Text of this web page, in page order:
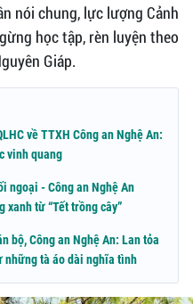
nói chung, lực lượng Cảnh
học tập, rèn luyện theo
Giáp.
về TTXH Công an Nghệ An:
vinh quang
ngoại - Công an Nghệ An
xanh từ “Tết trồng cây”
bộ, Công an Nghệ An: Lan tỏa
những tà áo dài nghĩa tình